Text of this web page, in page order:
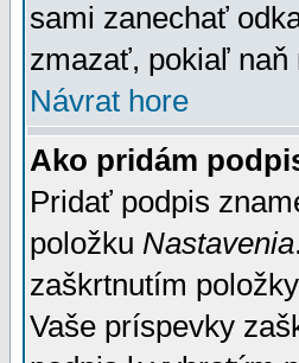
sami zanechať
zmazať, pokiaľ naň
Návrat hore
Ako pridám
Pridať podpis
položku Nastavenia
zaškrtnutím položky
Vaše príspevky